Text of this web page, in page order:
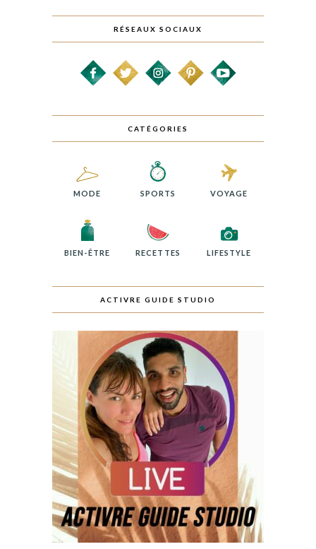
RÉSEAUX SOCIAUX
CATÉGORIES
MODE SPORTS VOYAGE
BIEN-ÊTRE RECETTES LIFESTYLE
ACTIVRE GUIDE STUDIO